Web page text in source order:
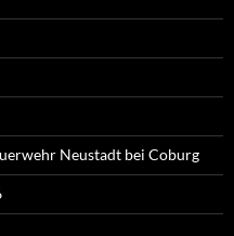
Neustadt bei Coburg